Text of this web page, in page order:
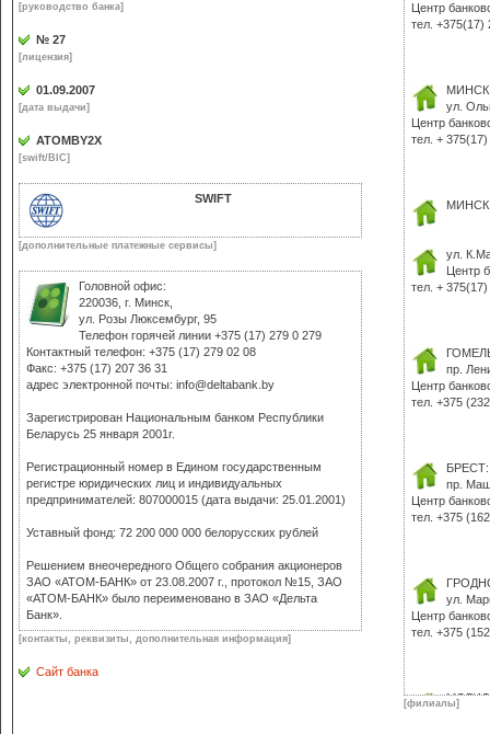
[руководство банка]
№ 27
[лицензия]
01.09.2007
[дата выдачи]
ATOMBY2X
[swift/BIC]
SWIFT
[дополнительные платежные сервисы]
Головной офис:
220036, г. Минск,
ул. Розы Люксембург, 95
Телефон горячей линии +375 (17) 279 0 279
Контактный телефон: +375 (17) 279 02 08
Факс: +375 (17) 207 36 31
адрес электронной почты: info@deltabank.by
Зарегистрирован Национальным банком Республики
Беларусь 25 января 2001г.
Регистрационный номер в Едином государственным
регистре юридических лиц и индивидуальных
предпринимателей: 807000015 (дата выдачи: 25.01.2001)
Уставный фонд: 72 200 000 000 белорусских рублей
Решением внеочередного Общего собрания акционеров
ЗАО «АТОМ-БАНК» от 23.08.2007 г., протокол №15, ЗАО
«АТОМ-БАНК» было переименовано в ЗАО «Дельта
Банк».
[контакты, реквизиты, дополнительная информация]
Сайт банка
Центр
тел. +375(17)
ул.
Центр
тел. +
ул.
Центр
тел. +
пр.
Центр
тел. +375
БРЕСТ:
пр.
Центр
тел. +375
ул.
Центр
тел. +375
[филиалы]